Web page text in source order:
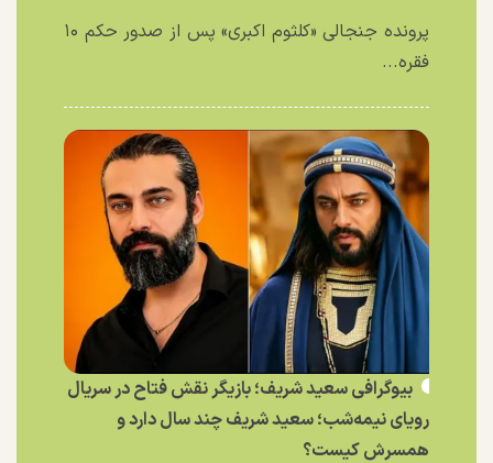
پرونده جنجالی «کلثوم اکبری» پس از صدور حکم ۱۰
فقره...
بیوگرافی سعید شریف؛ بازیگر نقش فتاح در سریال
رویای نیمه‌شب؛ سعید شریف چند سال دارد و
همسرش کیست؟